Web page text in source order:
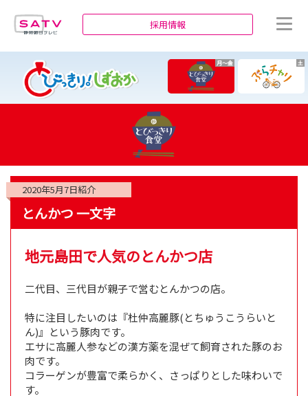
採用情報
月～金 土
2020年5月7日紹介
とんかつ 一文字
地元島田で人気のとんかつ店
二代目、三代目が親子で営むとんかつの店。
特に注目したいのは『杜仲高麗豚(とちゅうこうらいと
ん)』という豚肉です。
エサに高麗人参などの漢方薬を混ぜて飼育された豚のお
肉です。
コラーゲンが豊富で柔らかく、さっぱりとした味わいで
す。